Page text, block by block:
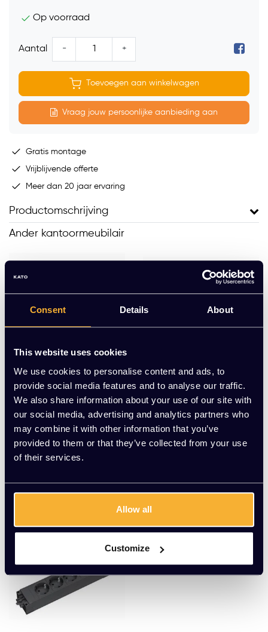
Consent Details About
This website uses cookies
We use cookies to personalise content and ads, to
provide social media features and to analyse our traffic.
We also share information about your use of our site with
our social media, advertising and analytics partners who
may combine it with other information that you’ve
provided to them or that they’ve collected from your use
of their services.
Allow all
Customize
Op voorraad
Aantal - +
Toevoegen aan winkelwagen
Vraag jouw persoonlijke aanbieding aan
Gratis montage
Vrijblijvende offerte
Meer dan 20 jaar ervaring
Productomschrijving
Ander kantoormeubilair